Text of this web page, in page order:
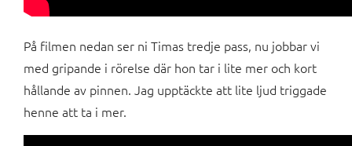
På filmen nedan ser ni Timas tredje pass, nu jobbar vi
med gripande i rörelse där hon tar i lite mer och kort
hållande av pinnen. Jag upptäckte att lite ljud triggade
henne att ta i mer.